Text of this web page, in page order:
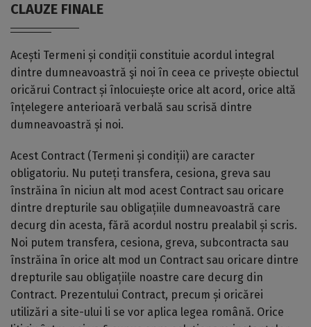
CLAUZE FINALE
Acești Termeni și condiții constituie acordul integral
dintre dumneavoastră şi noi în ceea ce privește obiectul
oricărui Contract și înlocuiește orice alt acord, orice altă
înțelegere anterioară verbală sau scrisă dintre
dumneavoastră și noi.
Acest Contract (Termeni și condiții) are caracter
obligatoriu. Nu puteți transfera, cesiona, greva sau
înstrăina în niciun alt mod acest Contract sau oricare
dintre drepturile sau obligațiile dumneavoastră care
decurg din acesta, fără acordul nostru prealabil și scris.
Noi putem transfera, cesiona, greva, subcontracta sau
înstrăina în orice alt mod un Contract sau oricare dintre
drepturile sau obligațiile noastre care decurg din
Contract. Prezentului Contract, precum și oricărei
utilizări a site-ului li se vor aplica legea română. Orice